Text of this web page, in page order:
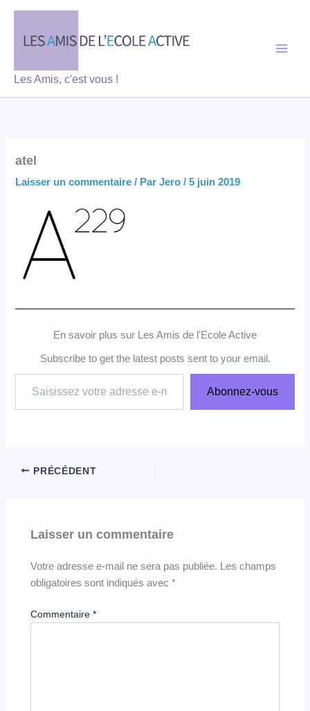
contenu
Les Amis, c'est vous !
atel
Laisser un commentaire / ParJero/5 juin 2019
En savoir plus sur Les Amis de l'Ecole Active
Subscribe to get the latest posts sent to your email.
votre
adresse
Abonnez-vous
PRÉCÉDENT
Laisser un commentaire
Votre adresse e-mail ne sera pas publiée. Les champs
obligatoires sont indiqués avec*
Commentaire*